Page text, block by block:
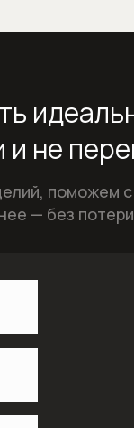
и не
поможем
— без